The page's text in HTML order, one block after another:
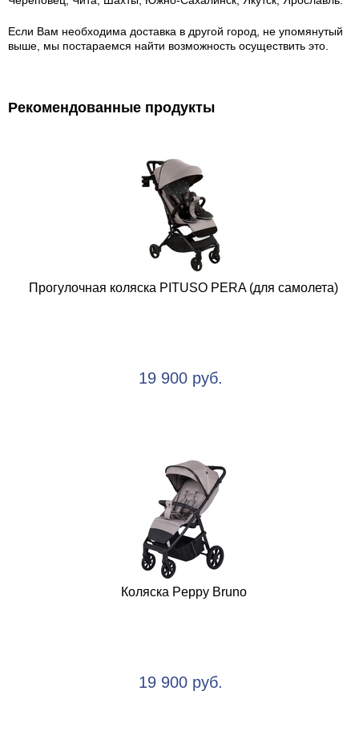
Если Вам необходима доставка в другой город, не упомянутый
выше, мы постараемся найти возможность осуществить это.
Рекомендованные продукты
Прогулочная коляска PITUSO PERA (для самолета)
19 900 руб.
Коляска Peppy Bruno
19 900 руб.